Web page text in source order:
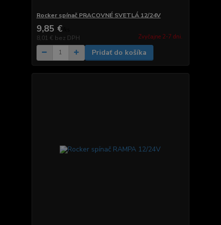
Rocker spínač PRACOVNÉ SVETLÁ 12/24V
9,85 €
8,01 € bez DPH Zvyčajne 2-7 dni.
Pridať do košíka